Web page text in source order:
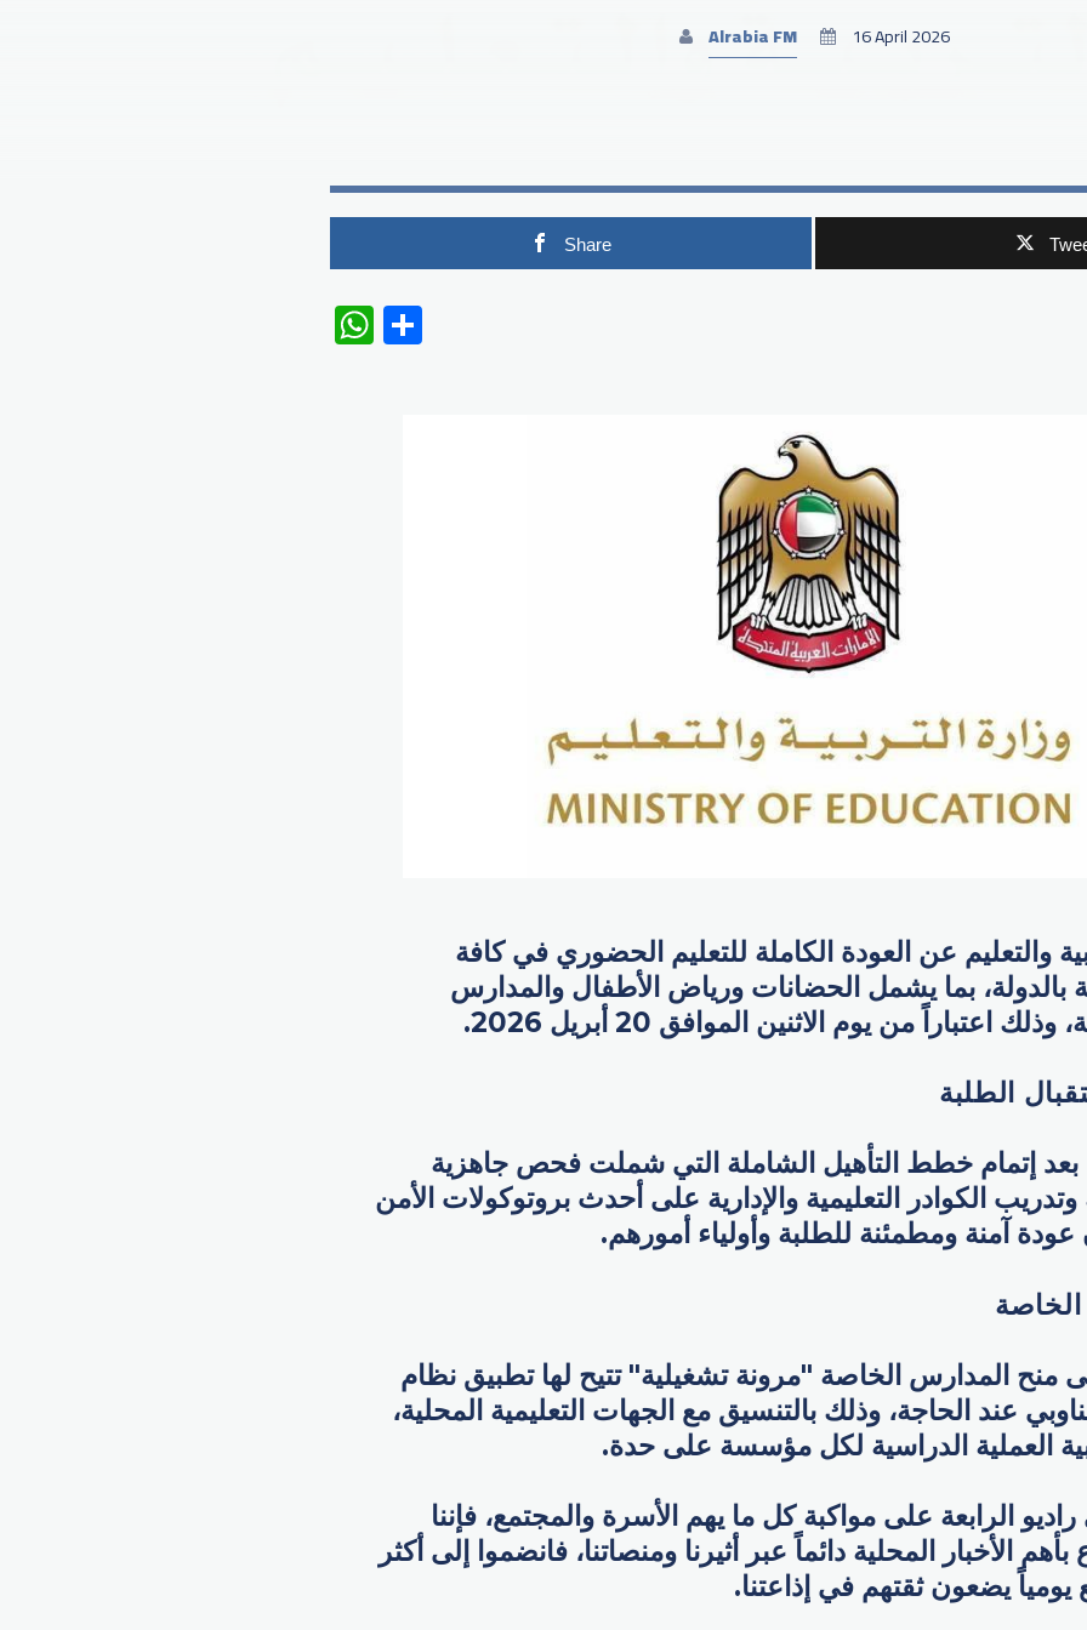
Alrabia FM 16 April 2026
Share
WhatsApp
والتعليم عن العودة الكاملة للتعليم الحضوري في كافة
بالدولة، بما يشمل الحضانات ورياض الأطفال والمدارس
اعتباراً من يوم الاثنين الموافق 20 أبريل 2026.
الطلبة
بعد إتمام خطط التأهيل الشاملة التي شملت فحص جاهزية
الكوادر التعليمية والإدارية على أحدث بروتوكولات الأمن
آمنة ومطمئنة للطلبة وأولياء أمورهم.
منح المدارس الخاصة "مرونة تشغيلية" تتيح لها تطبيق نظام
عند الحاجة، وذلك بالتنسيق مع الجهات التعليمية المحلية،
العملية الدراسية لكل مؤسسة على حدة.
الرابعة على مواكبة كل ما يهم الأسرة والمجتمع، فإننا
الأخبار المحلية دائماً عبر أثيرنا ومنصاتنا، فانضموا إلى أكثر
يضعون ثقتهم في إذاعتنا.